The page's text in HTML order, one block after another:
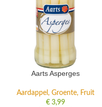
Aarts Asperges
Aardappel, Groente, Fruit
€3,99